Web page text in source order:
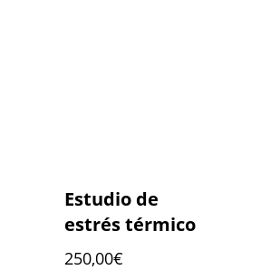
Estudio de
estrés térmico
250,00€